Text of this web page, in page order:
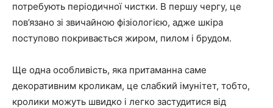
потребують періодичної чистки. В першу чергу, це
пов’язано зі звичайною фізіологією, адже шкіра
поступово покривається жиром, пилом і брудом.
Ще одна особливість, яка притаманна саме
декоративним кроликам, це слабкий імунітет, тобто,
кролики можуть швидко і легко застудитися від